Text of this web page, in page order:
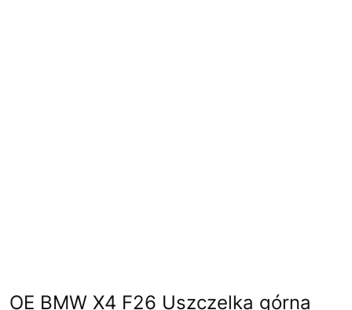
OE BMW X4 F26 Uszczelka górna